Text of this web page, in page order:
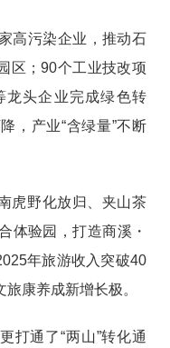
高污染企业，推动石
区；90个工业技改项
龙头企业完成绿色转
，产业“含绿量”不断
虎野化放归、夹山茶
体验园，打造商溪・
年旅游收入突破40
康养成新增长极。
打通了“两山”转化通